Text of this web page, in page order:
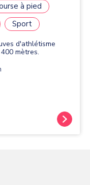
à pied
Sport
d'athlétisme
mètres.